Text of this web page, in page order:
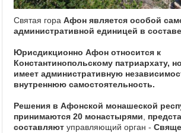
Святая гора Афон является особой
административной единицей в
Юрисдикционно Афон относится к
Константинопольскому патриархату, но
имеет административную
внутреннюю самостоятельность.
Решения в Афонской монашеской
принимаются 20 монастырями,
составляют управляющий орган -